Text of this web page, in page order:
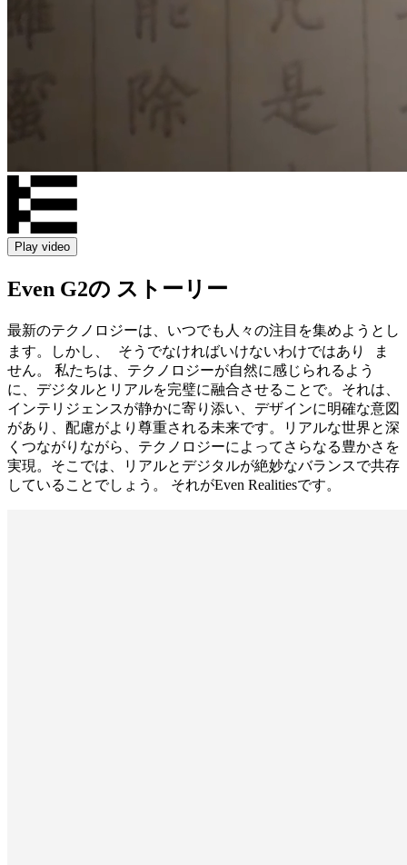
Play video
Even G2の ストーリー
最新のテクノロジーは、いつでも人々の注目を集めようとし
ます。しかし、 そうでなければいけないわけではあり ま
せん。 私たちは、テクノロジーが自然に感じられるよう
に、デジタルとリアルを完璧に融合させることで。それは、
インテリジェンスが静かに寄り添い、デザインに明確な意図
があり、配慮がより尊重される未来です。リアルな世界と深
くつながりながら、テクノロジーによってさらなる豊かさを
実現。そこでは、リアルとデジタルが絶妙なバランスで共存
していることでしょう。 それがEven Realitiesです。